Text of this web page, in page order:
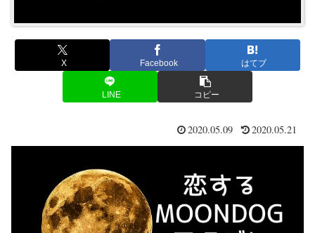
X Facebook はてブ
LINE コピー
2020.05.09 2020.05.21